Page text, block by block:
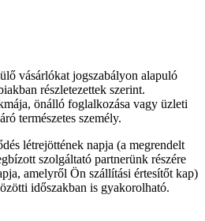
vásárlókat jogszabályon alapuló
részletezettek szerint.
önálló foglalkozása vagy üzleti
természetes személy.
létrejöttének napja (a megrendelt
szolgáltató partnerünk részére
amelyről Ön szállítási értesítőt kap)
időszakban is gyakorolható.